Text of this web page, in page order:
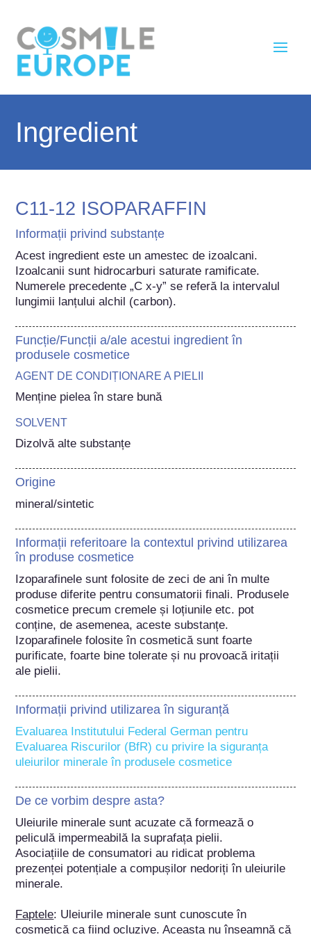
Ingredient
C11-12 ISOPARAFFIN
Informații privind substanțe
Acest ingredient este un amestec de izoalcani.
Izoalcanii sunt hidrocarburi saturate ramificate.
Numerele precedente „C x-y” se referă la intervalul
lungimii lanțului alchil (carbon).
Funcție/Funcții a/ale acestui ingredient în
produsele cosmetice
AGENT DE CONDIȚIONARE A PIELII
Menține pielea în stare bună
SOLVENT
Dizolvă alte substanțe
Origine
mineral/sintetic
Informații referitoare la contextul privind utilizarea
în produse cosmetice
Izoparafinele sunt folosite de zeci de ani în multe
produse diferite pentru consumatorii finali. Produsele
cosmetice precum cremele și loțiunile etc. pot
conține, de asemenea, aceste substanțe.
Izoparafinele folosite în cosmetică sunt foarte
purificate, foarte bine tolerate și nu provoacă iritații
ale pielii.
Informații privind utilizarea în siguranță
Evaluarea Institutului Federal German pentru
Evaluarea Riscurilor (BfR) cu privire la siguranța
uleiurilor minerale în produsele cosmetice
De ce vorbim despre asta?
Uleiurile minerale sunt acuzate că formează o
peliculă impermeabilă la suprafața pielii.
Asociațiile de consumatori au ridicat problema
prezenței potențiale a compușilor nedoriți în uleiurile
minerale.
Faptele: Uleiurile minerale sunt cunoscute în
cosmetică ca fiind ocluzive. Aceasta nu înseamnă că